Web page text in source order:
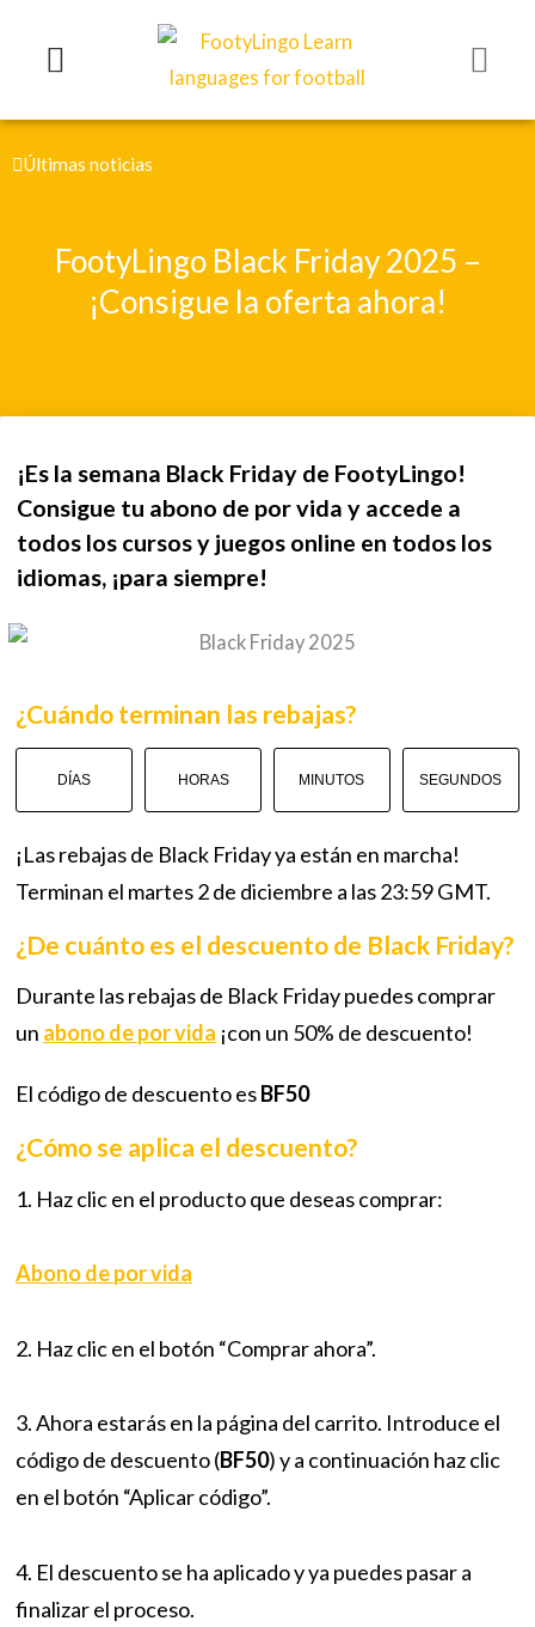
Últimas noticias
FootyLingo Black Friday 2025 –
¡Consigue la oferta ahora!
¡Es la semana Black Friday de FootyLingo!
Consigue tu abono de por vida y accede a
todos los cursos y juegos online en todos los
idiomas, ¡para siempre!
¿Cuándo terminan las rebajas?
DÍAS HORAS MINUTOS SEGUNDOS
¡Las rebajas de Black Friday ya están en marcha!
Terminan el martes 2 de diciembre a las 23:59 GMT.
¿De cuánto es el descuento de Black Friday?
Durante las rebajas de Black Friday puedes comprar
un abono de por vida ¡con un 50% de descuento!
El código de descuento esBF50
¿Cómo se aplica el descuento?
1. Haz clic en el producto que deseas comprar:
Abono de por vida
2. Haz clic en el botón “Comprar ahora”.
3. Ahora estarás en la página del carrito. Introduce el
código de descuento (BF50) y a continuación haz clic
en el botón “Aplicar código”.
4. El descuento se ha aplicado y ya puedes pasar a
finalizar el proceso.